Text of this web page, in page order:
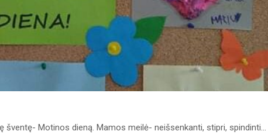
šventę- Motinos dieną. Mamos meilė- neišsenkanti, stipri, spindinti...